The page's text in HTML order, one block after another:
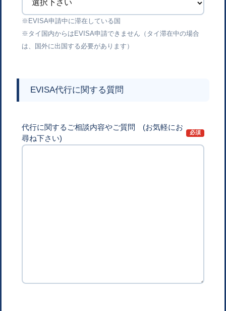
※EVISA申請中に滞在している国
※タイ国内からはEVISA申請できません（タイ滞在中の場合
は、国外に出国する必要があります）
EVISA代行に関する質問
代行に関するご相談内容やご質問 (お気軽にお
尋ね下さい)